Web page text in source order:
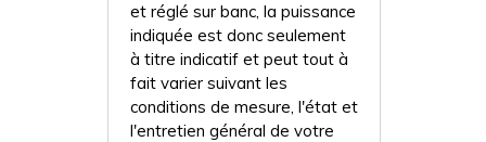
et réglé sur banc, la puissance
indiquée est donc seulement
à titre indicatif et peut tout à
fait varier suivant les
conditions de mesure, l'état et
l'entretien général de votre